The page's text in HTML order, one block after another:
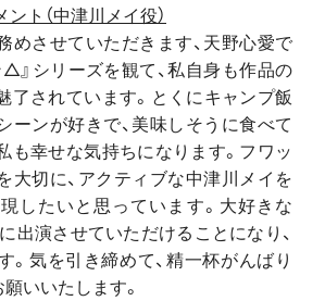
ト（中津川メイ役）
めさせていただきます、天野心愛で
△』シリーズを観て、私自身も作品の
了されています。とくにキャンプ飯
ーンが好きで、美味しそうに食べて
も幸せな気持ちになります。フワッ
大切に、アクティブな中津川メイを
したいと思っています。大好きな
出演させていただけることになり、
。気を引き締めて、精一杯がんばり
いいたします。